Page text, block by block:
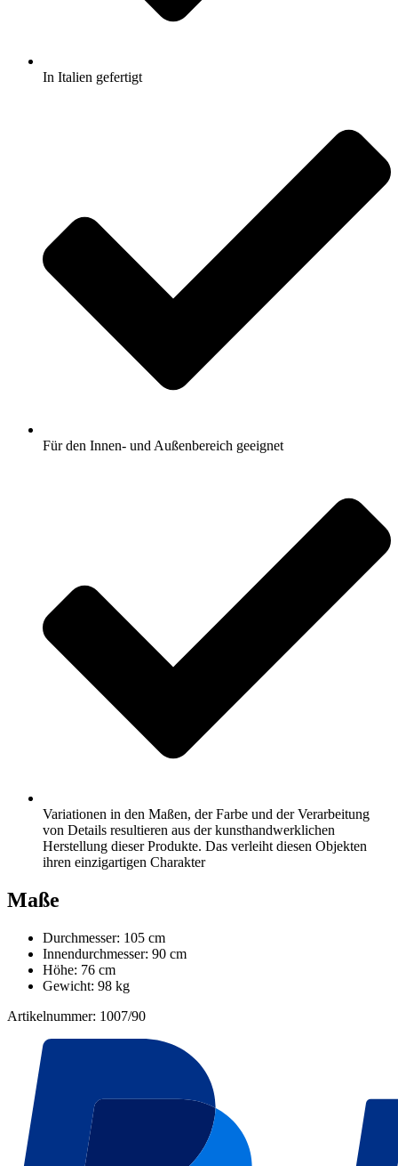
In Italien gefertigt
Für den Innen- und Außenbereich geeignet
Variationen in den Maßen, der Farbe und der Verarbeitung
von Details resultieren aus der kunsthandwerklichen
Herstellung dieser Produkte. Das verleiht diesen Objekten
ihren einzigartigen Charakter
Maße
Durchmesser: 105 cm
Innendurchmesser: 90 cm
Höhe: 76 cm
Gewicht: 98 kg
Artikelnummer: 1007/90